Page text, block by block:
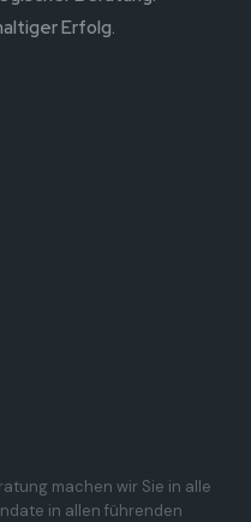
Erfolg.
machen wir Sie in alle
in allen führenden